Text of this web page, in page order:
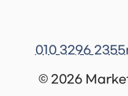
© 2026
010 3296 2355